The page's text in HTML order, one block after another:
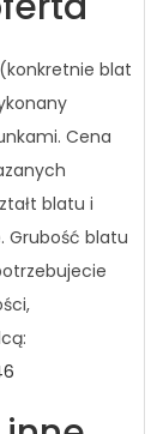
blat
Cena
blatu i
Grubość blatu